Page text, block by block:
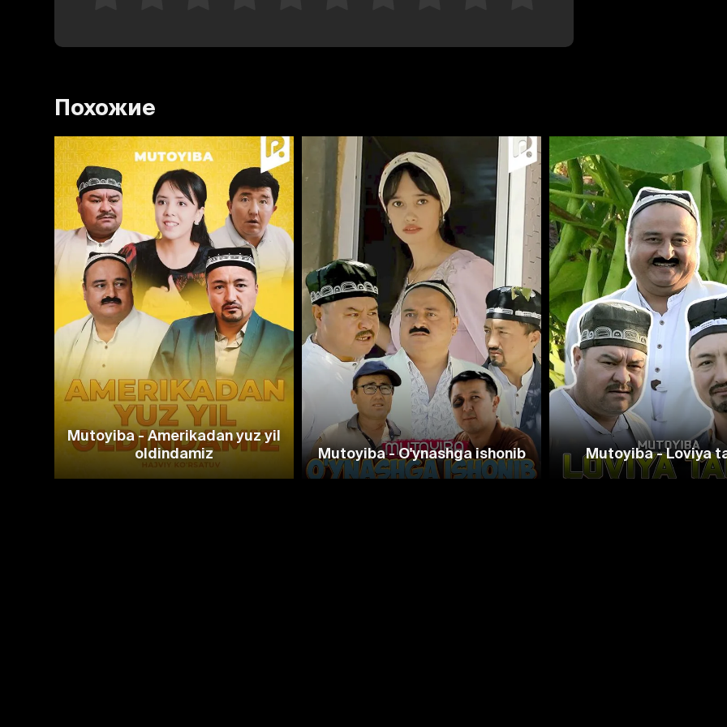
Похожие
Mutoyiba - Amerikadan yuz yil
oldindamiz
Mutoyiba - O'ynashga ishonib Mutoyiba - Loviya
Отменить Авторизоваться